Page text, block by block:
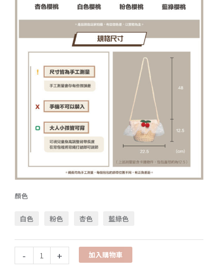
顏色
白色 粉色 杏色 藍綠色
- + 加入購物車